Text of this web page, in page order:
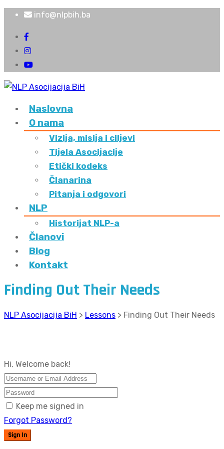
info@nlpbih.ba
Naslovna
O nama
Vizija, misija i ciljevi
Tijela Asocijacije
Etički kodeks
Članarina
Pitanja i odgovori
NLP
Historijat NLP-a
Članovi
Blog
Kontakt
Finding Out Their Needs
NLP Asocijacija BiH > Lessons > Finding Out Their Needs
Hi, Welcome back!
Keep me signed in
Forgot Password?
Sign In